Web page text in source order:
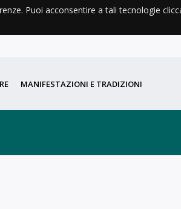
MANIFESTAZIONI E TRADIZIONI
Puoi acconsentire a tali tecnologie